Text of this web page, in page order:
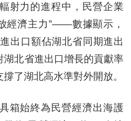
射力的進程中，民營企業
經濟主力”——數據顯示，
出口額佔湖北省同期進出
湖北省進出口增長的貢獻率
了湖北高水準對外開放。
始終為民營經濟出海護